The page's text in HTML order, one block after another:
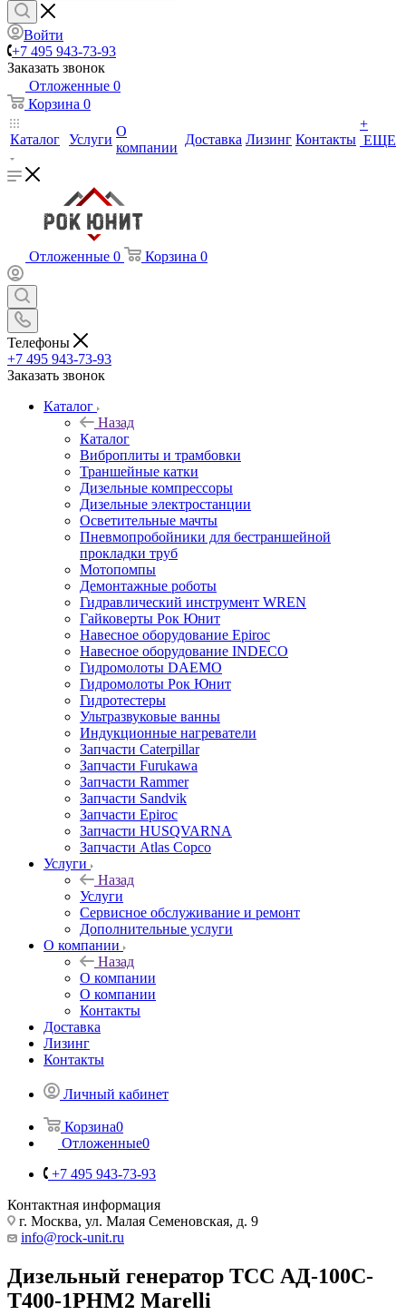
Войти
+7 495 943-73-93
Заказать звонок
Отложенные 0
Корзина 0
Каталог Услуги
О
компании
Доставка Лизинг Контакты
+
ЕЩЕ
Отложенные 0 Корзина 0
Телефоны
+7 495 943-73-93
Заказать звонок
Каталог
Назад
Каталог
Виброплиты и трамбовки
Траншейные катки
Дизельные компрессоры
Дизельные электростанции
Осветительные мачты
Пневмопробойники для бестраншейной
прокладки труб
Мотопомпы
Демонтажные роботы
Гидравлический инструмент WREN
Гайковерты Рок Юнит
Навесное оборудование Epiroc
Навесное оборудование INDECO
Гидромолоты DAEMO
Гидромолоты Рок Юнит
Гидротестеры
Ультразвуковые ванны
Индукционные нагреватели
Запчасти Caterpillar
Запчасти Furukawa
Запчасти Rammer
Запчасти Sandvik
Запчасти Epiroc
Запчасти HUSQVARNA
Запчасти Atlas Copco
Услуги
Назад
Услуги
Сервисное обслуживание и ремонт
Дополнительные услуги
О компании
Назад
О компании
О компании
Контакты
Доставка
Лизинг
Контакты
Личный кабинет
Корзина0
Отложенные0
+7 495 943-73-93
Контактная информация
г. Москва, ул. Малая Семеновская, д. 9
info@rock-unit.ru
Дизельный генератор ТСС АД-100С-
Т400-1РНМ2 Marelli